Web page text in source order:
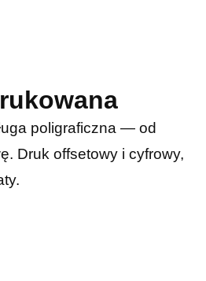
poligraficzna — od
Druk offsetowy i cyfrowy,